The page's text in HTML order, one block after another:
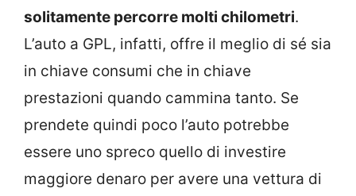
solitamente percorre molti chilometri.
L’auto a GPL, infatti, offre il meglio di sé sia
in chiave consumi che in chiave
prestazioni quando cammina tanto. Se
prendete quindi poco l’auto potrebbe
essere uno spreco quello di investire
maggiore denaro per avere una vettura di